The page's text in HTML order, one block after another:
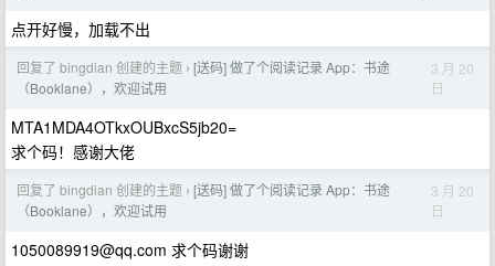
点开好慢，加载不出
回复了 bingdian 创建的主题 › [送码] 做了个阅读记录 App：书途
（Booklane），欢迎试用
3 月 20
日
MTA1MDA4OTkxOUBxcS5jb20=
求个码！感谢大佬
回复了 bingdian 创建的主题 › [送码] 做了个阅读记录 App：书途
（Booklane），欢迎试用
3 月 20
日
1050089919@qq.com 求个码谢谢